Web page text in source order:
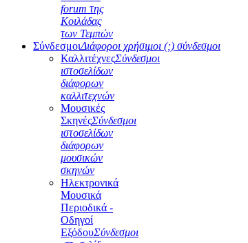
forum της
Κοιλάδας
των Τεμπών
ΣύνδεσμοιΔιάφοροι χρήσιμοι (;) σύνδεσμοι
ΚαλλιτέχνεςΣύνδεσμοι
ιστοσελίδων
διάφορων
καλλιτεχνών
Μουσικές
ΣκηνέςΣύνδεσμοι
ιστοσελίδων
διάφορων
μουσικών
σκηνών
Ηλεκτρονικά
Μουσικά
Περιοδικά -
Οδηγοί
ΕξόδουΣύνδεσμοι